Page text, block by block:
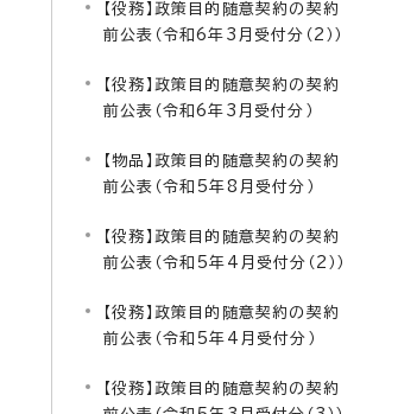
【役務】政策目的随意契約の契約
前公表（令和6年3月受付分（2））
【役務】政策目的随意契約の契約
前公表（令和6年3月受付分）
【物品】政策目的随意契約の契約
前公表（令和5年8月受付分）
【役務】政策目的随意契約の契約
前公表（令和5年4月受付分（2））
【役務】政策目的随意契約の契約
前公表（令和5年4月受付分）
【役務】政策目的随意契約の契約